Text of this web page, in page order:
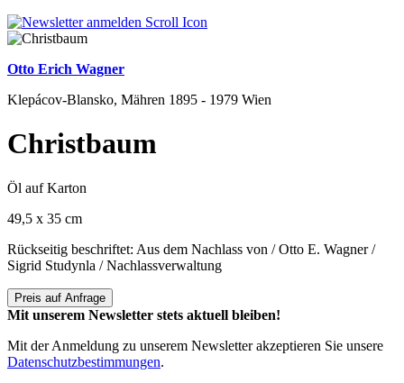
Otto Erich Wagner
Klepácov-Blansko, Mähren 1895 - 1979 Wien
Christbaum
Öl auf Karton
49,5 x 35 cm
Rückseitig beschriftet: Aus dem Nachlass von / Otto E. Wagner /
Sigrid Studynla / Nachlassverwaltung
Preis auf Anfrage
Mit unserem Newsletter stets aktuell bleiben!
Mit der Anmeldung zu unserem Newsletter akzeptieren Sie unsere
Datenschutzbestimmungen.